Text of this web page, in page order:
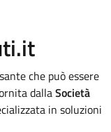
che può essere
dallaSocietà
in soluzioni